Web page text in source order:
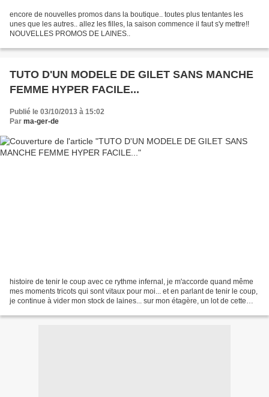
encore de nouvelles promos dans la boutique.. toutes plus tentantes les
unes que les autres.. allez les filles, la saison commence il faut s'y mettre!!
NOUVELLES PROMOS DE LAINES..
TUTO D'UN MODELE DE GILET SANS MANCHE
FEMME HYPER FACILE...
Publié le 03/10/2013 à 15:02
Par ma-ger-de
histoire de tenir le coup avec ce rythme infernal, je m'accorde quand même
mes moments tricots qui sont vitaux pour moi... et en parlant de tenir le coup,
je continue à vider mon stock de laines... sur mon étagère, un lot de cette